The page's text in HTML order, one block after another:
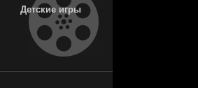
Детские игры